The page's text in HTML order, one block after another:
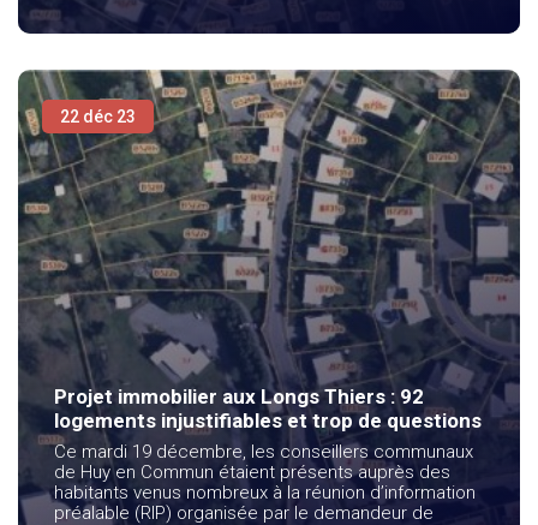
22 déc 23
Projet immobilier aux Longs Thiers : 92
logements injustifiables et trop de questions
Ce mardi 19 décembre, les conseillers communaux
de Huy en Commun étaient présents auprès des
habitants venus nombreux à la réunion d’information
préalable (RIP) organisée par le demandeur de